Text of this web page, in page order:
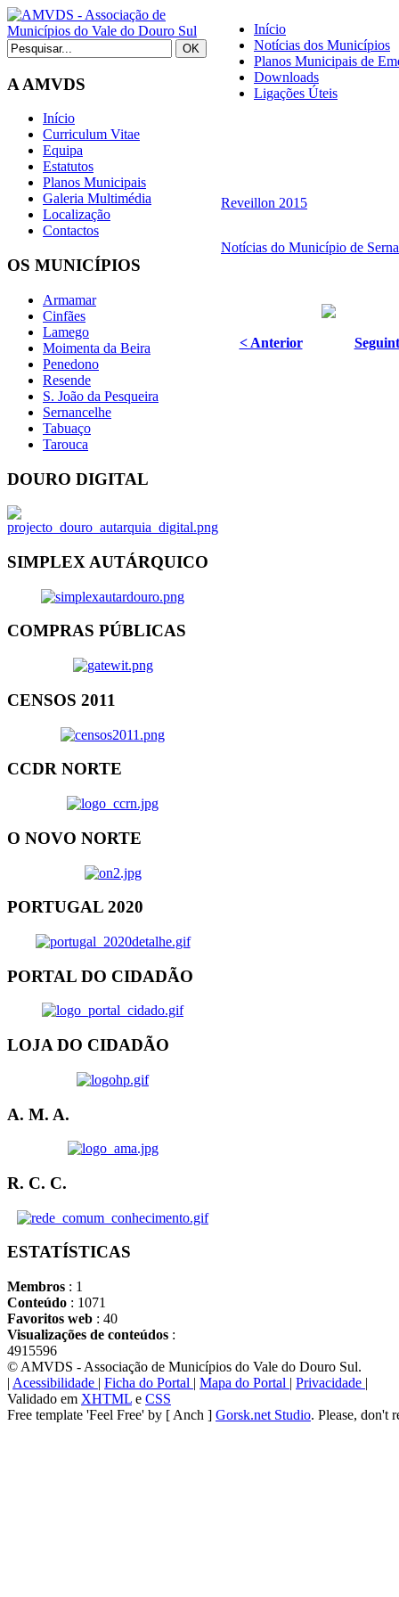
A AMVDS
Início
Curriculum Vitae
Equipa
Estatutos
Planos Municipais
Galeria Multimédia
Localização
Contactos
OS MUNICÍPIOS
Armamar
Cinfães
Lamego
Moimenta da Beira
Penedono
Resende
S. João da Pesqueira
Sernancelhe
Tabuaço
Tarouca
DOURO DIGITAL
SIMPLEX AUTÁRQUICO
COMPRAS PÚBLICAS
CENSOS 2011
CCDR NORTE
O NOVO NORTE
PORTUGAL 2020
PORTAL DO CIDADÃO
LOJA DO CIDADÃO
A. M. A.
R. C. C.
ESTATÍSTICAS
Membros : 1
Conteúdo : 1071
Favoritos web : 40
Visualizações de conteúdos :
4915596
Início
Notícias dos Municípios
Planos Municipais de
Downloads
Ligações Úteis
Reveillon 2015
Notícias do Município de
< Anterior
© AMVDS - Associação de Municípios do Vale do Douro Sul.
| Acessibilidade | Ficha do Portal | Mapa do Portal | Privacidade |
Validado em XHTML e CSS
Free template 'Feel Free' by [ Anch ] Gorsk.net Studio. Please, don't